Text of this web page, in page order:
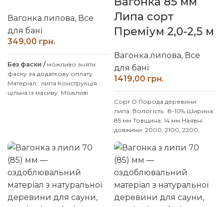
Вагонка липова, Все
для бані
грн.
Без фаски /можливо зняти
фаску за додаткову оплату
Матеріал : липа Конструкція :
цільна із масиву. Можливі
передплата та за умовами
перевізника. (НП, SAT, Delivery,
Meest Express)
Липа сорт
Преміум 2,0-2,5 м
Вагонка липова, Все
для бані
грн.
Сорт О Порода деревини:
липа Вологість: 8-10% Ширина:
85 мм Товщина: 14 мм Наявні
довжини: 2000, 2100, 2200,
Індивідуальні розміри
погоджуйте із менеджером